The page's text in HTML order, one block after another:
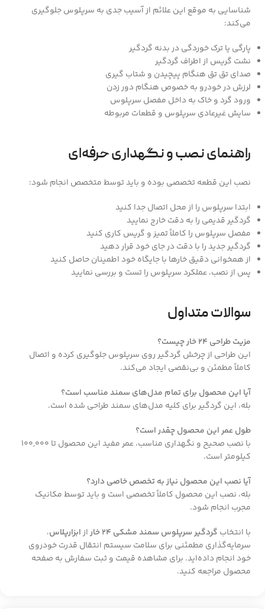
شناسایی به موقع این علائم از آسیب جدی به سرپلوس جلوگیری
می‌کند:
پارگی یا ترک خوردگی در بدنه گردگیر
نشت گریس از اطراف گردگیر
صدای تق تق هنگام پیچیدن و شتاب گیری
لرزش در خودرو به خصوص هنگام دور زدن
ورود گرد و خاک به داخل مفصل سرپلوس
سایش غیرعادی سرپلوس و قطعات مربوطه
راهنمای نصب و نگهداری حرفه‌ای
نصب این قطعه تخصصی بوده و باید توسط متخصص انجام شود:
ابتدا سرپلوس را از محل اتصال جدا کنید
گردگیر قدیمی را به دقت خارج نمایید
مفصل سرپلوس را کاملاً تمیز و گریس کاری کنید
گردگیر جدید را با دقت در جای خود قرار دهید
از همخوانی دقیق خارها با جایگاه خود اطمینان حاصل کنید
پس از نصب، عملکرد سرپلوس را تست و بررسی نمایید
سوالات متداول
مزیت طراحی 24 خار چیست؟
این طراحی از چرخش گردگیر روی سرپلوس جلوگیری کرده و اتصال
کاملاً مطمئن و بی‌نقصی ایجاد می‌کند.
آیا این محصول برای تمام مدل‌های سمند مناسب است؟
بله، این گردگیر برای کلیه مدل‌های سمند طراحی شده است.
طول عمر این محصول چقدر است؟
با نصب صحیح و نگهداری مناسب، عمر مفید این محصول تا ۱۰۰,۰۰۰
کیلومتر است.
آیا نصب این محصول نیاز به تخصص خاصی دارد؟
بله، نصب این محصول کاملاً تخصصی است و باید توسط مکانیک
مجرب انجام شود.
با انتخاب گردگیر سرپلوس سمند مشکی 24 خار ازابزارپلاس،
سرمایه‌گذاری مطمئنی برای سلامت سیستم انتقال قدرت خودروی
خود انجام داده‌اید. برای مشاهده قیمت و ثبت سفارش به صفحه
محصول مراجعه کنید.